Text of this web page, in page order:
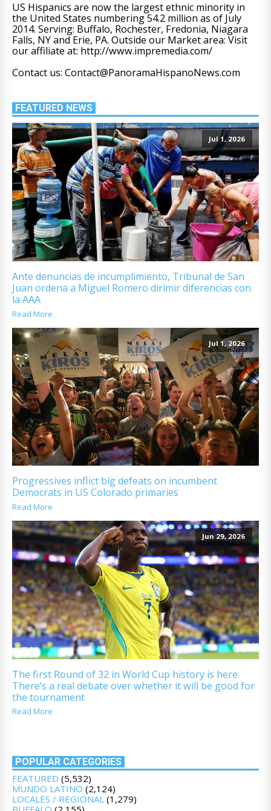
US Hispanics are now the largest ethnic minority in
the United States numbering 54.2 million as of July
2014. Serving: Buffalo, Rochester, Fredonia, Niagara
Falls, NY and Erie, PA. Outside our Market area: Visit
our affiliate at: http://www.impremedia.com/
Contact us: Contact@PanoramaHispanoNews.com
FEATURED NEWS
Jul 1, 2026
Ante denuncias de incumplimiento, Tribunal de San
Juan ordena a Miguel Romero dirimir diferencias con
la AAA
Read More
Jul 1, 2026
Progressives inflict big defeats on incumbent
Democrats in US Colorado primaries
Read More
Jun 29, 2026
The first Round of 32 in World Cup history is here.
There’s a real debate over whether it will be good for
the tournament
Read More
POPULAR CATEGORIES
FEATURED (5,532)
MUNDO LATINO (2,124)
LOCALES / REGIONAL (1,279)